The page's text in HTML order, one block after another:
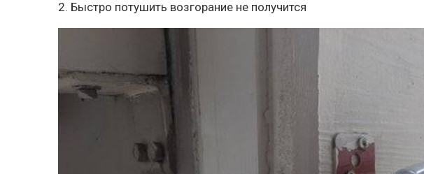
2. Быстро потушить возгорание не получится